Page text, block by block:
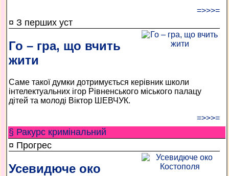
=>>>=
¤ З перших уст
Го – гра, що вчить
жити
Саме такої думки дотримується керівник школи
інтелектуальних ігор Рівненського міського палацу
дітей та молоді Віктор ШЕВЧУК.
=>>>=
§ Ракурс кримінальний
¤ Прогрес
Усевидюче око